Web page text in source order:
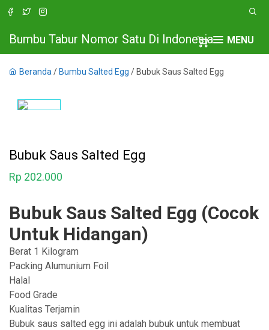
MENU
Bumbu Tabur Nomor Satu Di Indonesia
Beranda / Bumbu Salted Egg / Bubuk Saus Salted Egg
Bubuk Saus Salted Egg
Rp 202.000
Bubuk Saus Salted Egg (Cocok
Untuk Hidangan)
Berat 1 Kilogram
Packing Alumunium Foil
Halal
Food Grade
Kualitas Terjamin
Bubuk saus salted egg ini adalah bubuk untuk membuat